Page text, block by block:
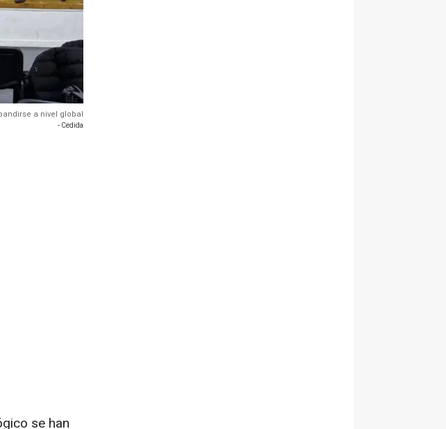
a nivel global
- Cedida
se han